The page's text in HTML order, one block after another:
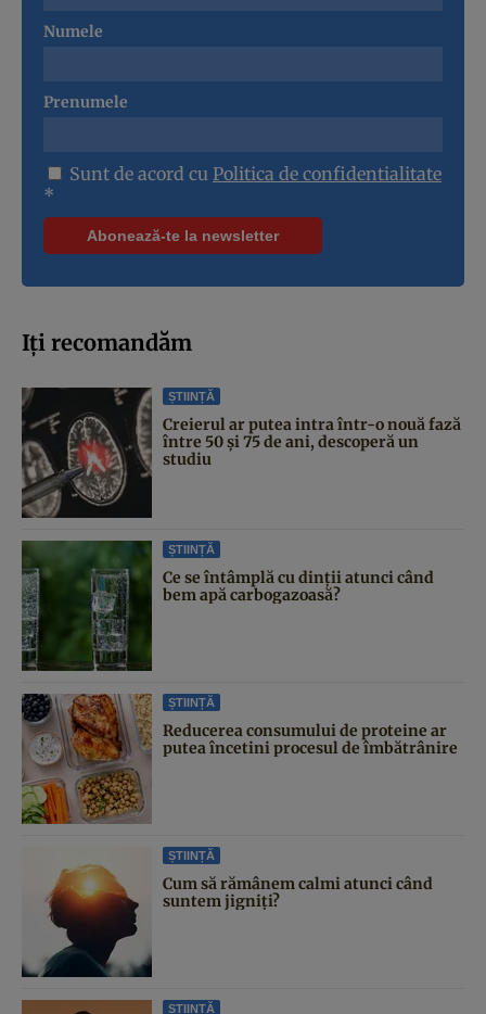
Numele
Prenumele
Sunt de acord cu Politica de confidentialitate
*
Iți recomandăm
ȘTIINȚĂ
Creierul ar putea intra într-o nouă fază
între 50 și 75 de ani, descoperă un
studiu
ȘTIINȚĂ
Ce se întâmplă cu dinții atunci când
bem apă carbogazoasă?
ȘTIINȚĂ
Reducerea consumului de proteine ar
putea încetini procesul de îmbătrânire
ȘTIINȚĂ
Cum să rămânem calmi atunci când
suntem jigniți?
ȘTIINȚĂ